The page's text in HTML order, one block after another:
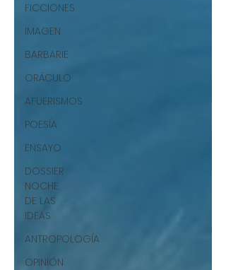
FICCIONES
IMAGEN
BARBARIE
ORÁCULO
AFUERISMOS
POESÍA
ENSAYO
DOSSIER
NOCHE
DE LAS
IDEAS
ANTROPOLOGÍA
OPINIÓN